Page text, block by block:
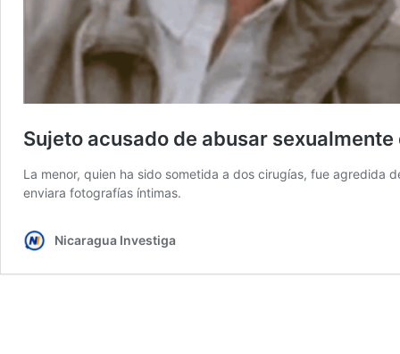
Sujeto acusado de abusar
La menor, quien ha sido sometida a dos cirugías, fue agredida
enviara fotografías íntimas.
Nicaragua Investiga